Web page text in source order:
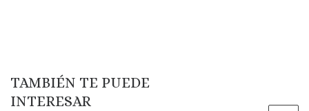
TAMBIÉN TE PUEDE
INTERESAR